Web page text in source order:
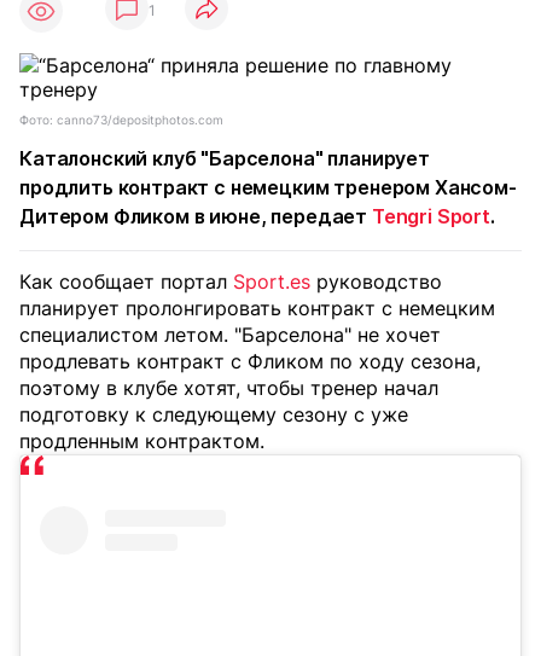
1
Фото: canno73/depositphotos.com
Каталонский клуб "Барселона" планирует
продлить контракт с немецким тренером Хансом-
Дитером Фликом в июне, передает Tengri Sport.
Как сообщает портал Sport.es руководство
планирует пролонгировать контракт с немецким
специалистом летом. "Барселона" не хочет
продлевать контракт с Фликом по ходу сезона,
поэтому в клубе хотят, чтобы тренер начал
подготовку к следующему сезону с уже
продленным контрактом.